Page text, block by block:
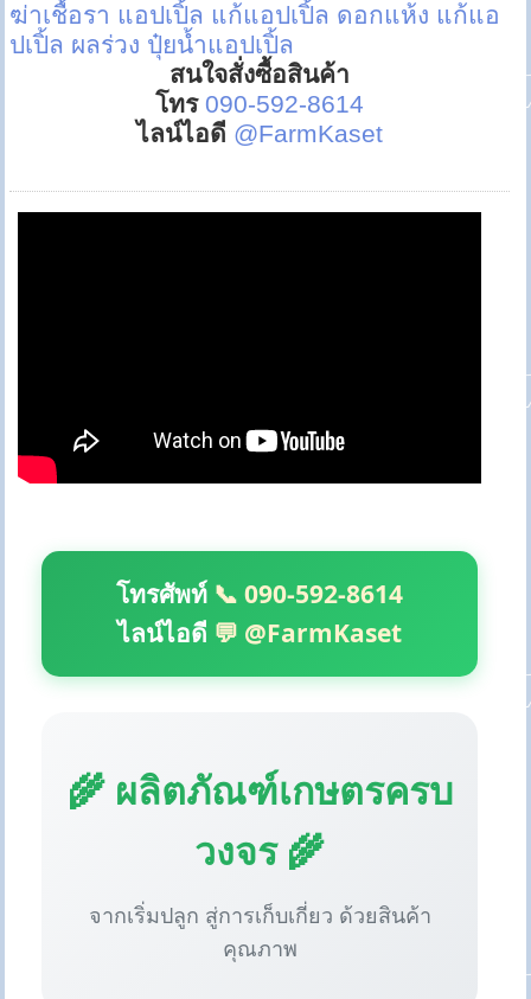
ฆ่าเชื้อรา แอปเปิ้ล แก้แอปเปิ้ล ดอกแห้ง แก้แอ
ปเปิ้ล ผลร่วง ปุ๋ยน้ำแอปเปิ้ล
สนใจสั่งซื้อสินค้า
โทร 090-592-8614
ไลน์ไอดี @FarmKaset
โทรศัพท์ 📞 090-592-8614
ไลน์ไอดี 💬 @FarmKaset
🌾 ผลิตภัณฑ์เกษตรครบ
วงจร 🌾
จากเริ่มปลูก สู่การเก็บเกี่ยว ด้วยสินค้า
คุณภาพ